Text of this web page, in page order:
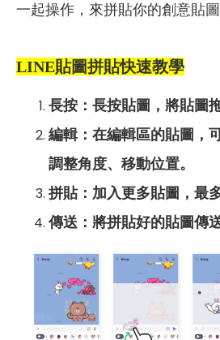
一起操作，來拼貼你的創意貼圖
LINE貼圖拼貼快速教學
長按：長按貼圖，將貼圖
編輯：在編輯區的貼圖，
調整角度、移動位置。
拼貼：加入更多貼圖，最
傳送：將拼貼好的貼圖傳